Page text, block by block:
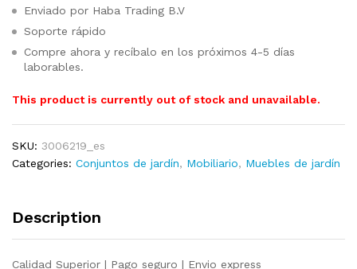
Enviado por Haba Trading B.V
Soporte rápido
Compre ahora y recíbalo en los próximos 4-5 días
laborables.
This product is currently out of stock and unavailable.
SKU: 3006219_es
Categories: Conjuntos de jardín, Mobiliario, Muebles de jardín
Description
Calidad Superior | Pago seguro | Envio express